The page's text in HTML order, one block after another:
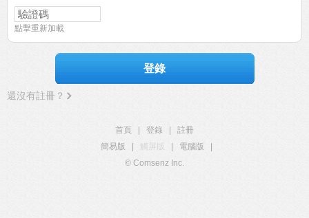
點擊重新加載
登錄
還沒有註冊？
首頁 登錄
註冊
簡易版
觸屏版 電腦版
© Comsenz Inc.